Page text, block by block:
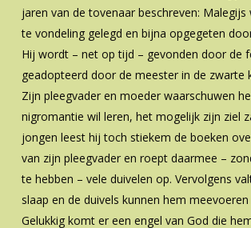
jaren van de tovenaar beschreven:
te vondeling gelegd en bijna opgegeten
Hij wordt – net op tijd – gevonden door de
geadopteerd door de meester in de zwarte
Zijn pleegvader en moeder waarschuwen
nigromantie wil leren, het mogelijk zijn ziel
jongen leest hij toch stiekem de boeken
van zijn pleegvader en roept daarmee –
te hebben – vele duivelen op. Vervolgens
slaap en de duivels kunnen hem
Gelukkig komt er een engel van God die